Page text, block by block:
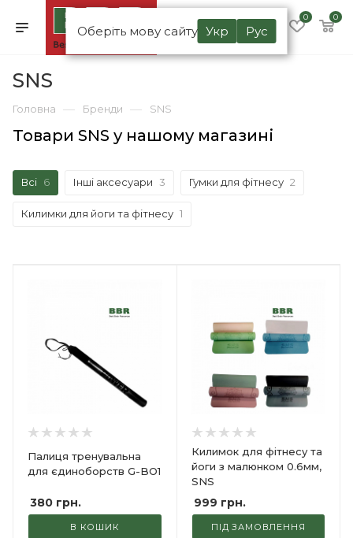
Оберіть мову сайту Укр Рус
0 0
SNS
Головна — Бренди — SNS
Товари SNS у нашому магазині
Всі 6 Інші аксесуари 3 Гумки для фітнесу 2
Килимки для йоги та фітнесу 1
Палиця тренувальна
для єдиноборств G-BO1
380 грн.
В КОШИК
Килимок для фітнесу та
йоги з малюнком 0.6мм,
SNS
999 грн.
ПІД ЗАМОВЛЕННЯ